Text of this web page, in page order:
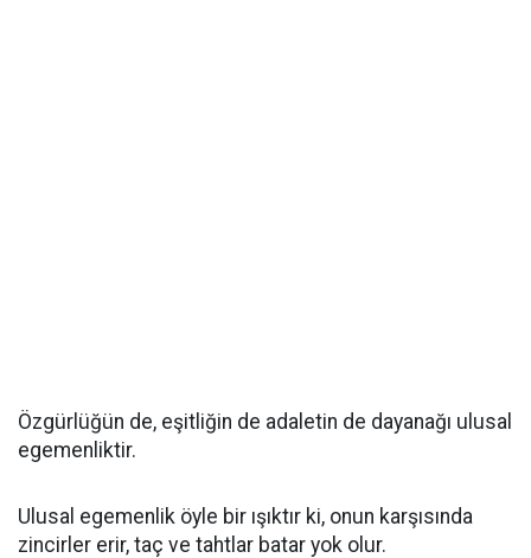
Özgürlüğün de, eşitliğin de adaletin de dayanağı ulusal
egemenliktir.
Ulusal egemenlik öyle bir ışıktır ki, onun karşısında
zincirler erir, taç ve tahtlar batar yok olur.